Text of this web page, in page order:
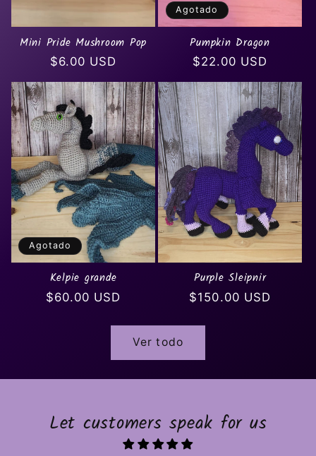
Mini Pride Mushroom Pop
Precio
$6.00 USD
Agotado
Pumpkin Dragon
Precio
$22.00 USD
Agotado
Kelpie grande
Precio
$60.00 USD
Purple Sleipnir
Precio
$150.00 USD
Ver todo
Let customers speak for us